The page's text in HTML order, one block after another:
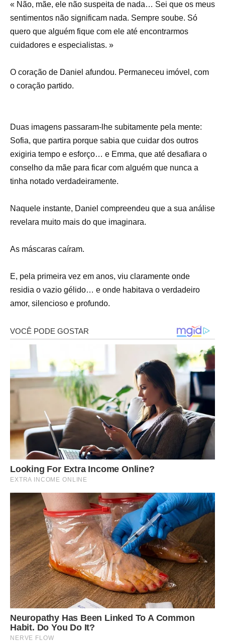
« Não, mãe, ele não suspeita de nada… Sei que os meus
sentimentos não significam nada. Sempre soube. Só
quero que alguém fique com ele até encontrarmos
cuidadores e especialistas. »
O coração de Daniel afundou. Permaneceu imóvel, com
o coração partido.
Duas imagens passaram-lhe subitamente pela mente:
Sofia, que partira porque sabia que cuidar dos outros
exigiria tempo e esforço… e Emma, ​​​​que até desafiara o
conselho da mãe para ficar com alguém que nunca a
tinha notado verdadeiramente.
Naquele instante, Daniel compreendeu que a sua análise
revelara muito mais do que imaginara.
As máscaras caíram.
E, pela primeira vez em anos, viu claramente onde
residia o vazio gélido… e onde habitava o verdadeiro
amor, silencioso e profundo.